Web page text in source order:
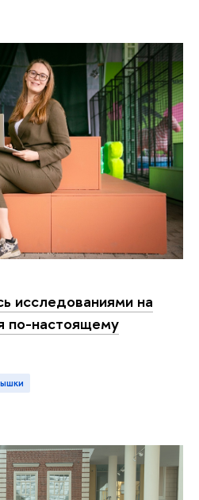
исследованиями на
по-настоящему